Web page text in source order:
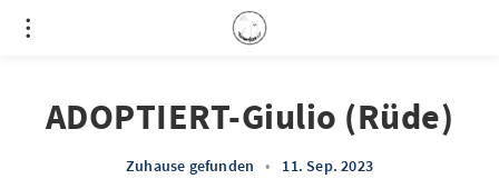
ADOPTIERT-Giulio (Rüde)
Zuhause gefunden • 11. Sep. 2023